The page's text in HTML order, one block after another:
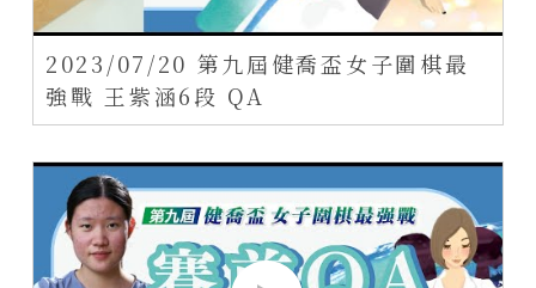
2023/07/20 第九屆健喬盃女子圍棋最
強戰 王紫涵6段 QA